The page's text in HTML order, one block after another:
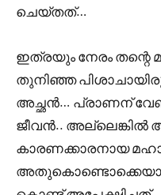
ചെയ്തത്…
ഇത്രയും നേരം തന്റെ
തുനിഞ്ഞ
അച്ഛൻ… പ്രാണന്
ജീവൻ.. അല്ലെങ്കിൽ
കാരണക്കാരനായ